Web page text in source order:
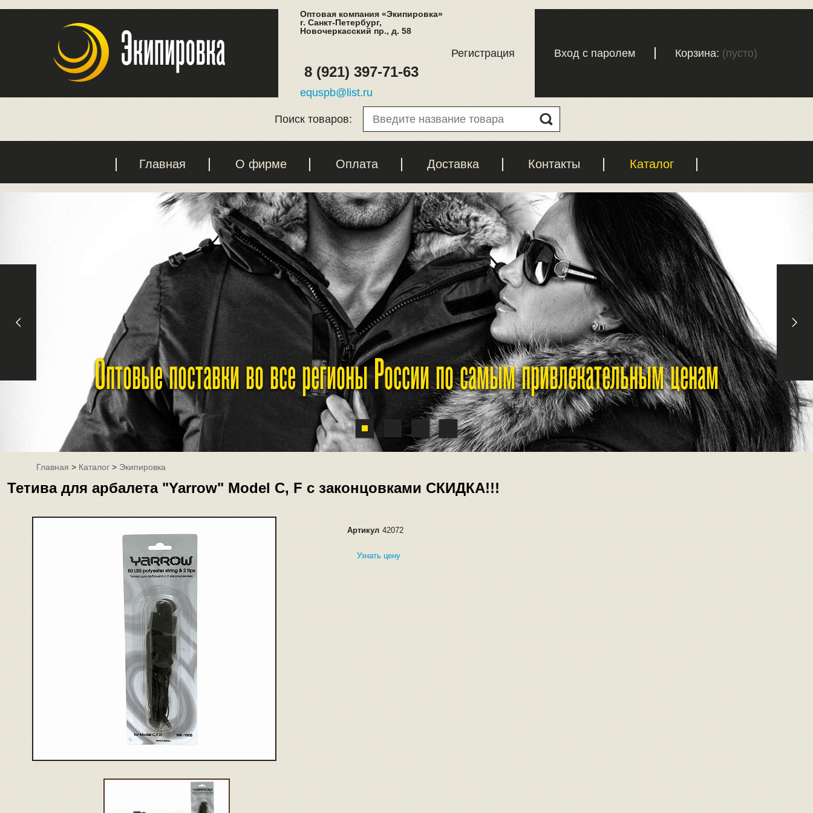
Оптовая компания «Экипировка»
г. Санкт-Петербург,
Новочеркасский пр., д. 58
8 (921) 397-71-63
equspb@list.ru
Регистрация Вход с паролем Корзина: (пусто)
Поиск товаров:
Главная О фирме Оплата Доставка Контакты Каталог
Оптовые поставки во все регионы России по самым привлекательным ценам
Главная>Каталог>Экипировка
Тетива для арбалета "Yarrow" Model C, F с законцовками СКИДКА!!!
Артикул 42072
Узнать цену